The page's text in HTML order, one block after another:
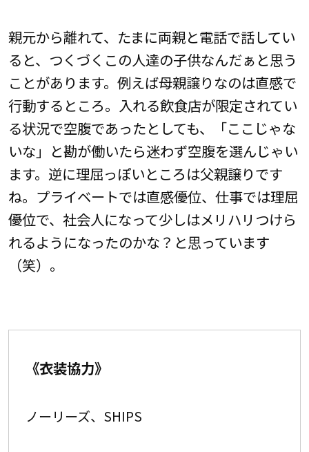
親元から離れて、たまに両親と電話で話してい
ると、つくづくこの人達の子供なんだぁと思う
ことがあります。例えば母親譲りなのは直感で
行動するところ。入れる飲食店が限定されてい
る状況で空腹であったとしても、「ここじゃな
いな」と勘が働いたら迷わず空腹を選んじゃい
ます。逆に理屈っぽいところは父親譲りです
ね。プライベートでは直感優位、仕事では理屈
優位で、社会人になって少しはメリハリつけら
れるようになったのかな？と思っています
（笑）。
《衣装協力》
ノーリーズ、SHIPS